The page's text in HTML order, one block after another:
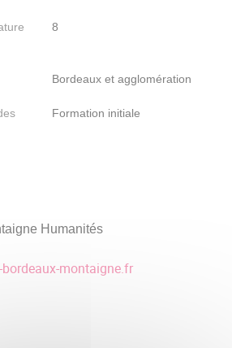
8
Bordeaux et agglomération
Formation initiale
Humanités
bordeaux-montaigne.fr